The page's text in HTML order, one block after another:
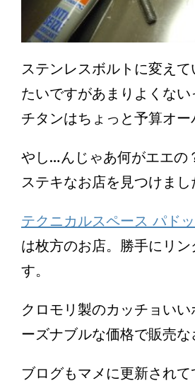
ステンレスボルトに変え
たいですがあまりよくない
チタンはちょっと予算オー
やし…んじゃあ何がエエの
ステキなお店を見つけまし
テクニカルスペース パド
は枚方のお店。勝手にリン
す。
クロモリ製のカッチョいい
ーズナブルな価格で販売な
ブログもマメに更新され